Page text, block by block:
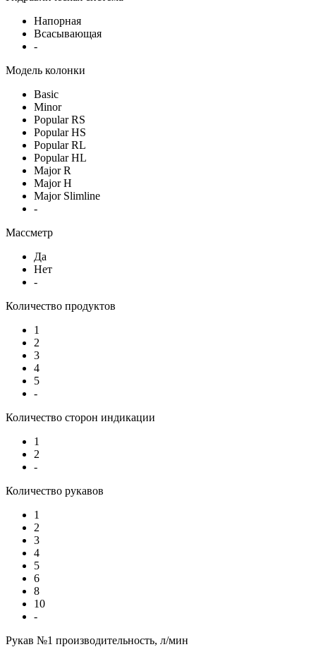
Напорная
Всасывающая
-
Модель колонки
Basic
Minor
Popular RS
Popular HS
Popular RL
Popular HL
Major R
Major H
Major Slimline
-
Массметр
Да
Нет
-
Количество продуктов
1
2
3
4
5
-
Количество сторон индикации
1
2
-
Количество рукавов
1
2
3
4
5
6
8
10
-
Рукав №1 производительность, л/мин